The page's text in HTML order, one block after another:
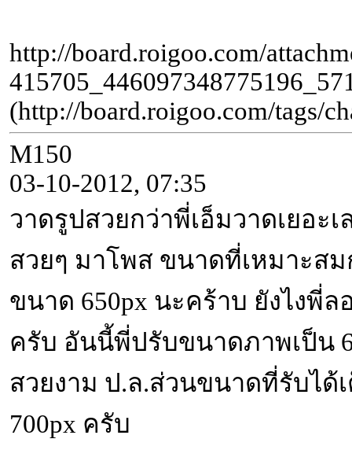
http://board.roigoo.com/
(http://board.roigoo.com/tags/
M150
03-10-2012, 07:35
วาดรูปสวยกว่าพี่เอ็มวาดเยอะ
สวยๆ มาโพส ขนาดที่เหมาะส
ขนาด 650px นะคร้าบ ยังไงพี่
ครับ อันนี้พี่ปรับขนาดภาพเป็น
สวยงาม ป.ล.ส่วนขนาดที่รับไ
700px ครับ